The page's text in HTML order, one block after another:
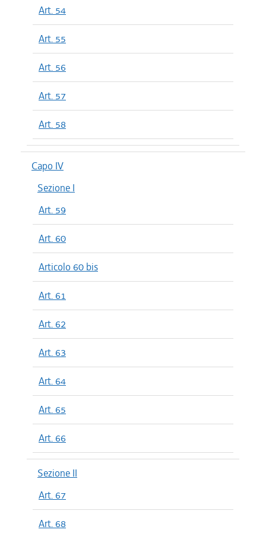
Art. 54
Art. 55
Art. 56
Art. 57
Art. 58
Capo IV
Sezione I
Art. 59
Art. 60
Articolo 60 bis
Art. 61
Art. 62
Art. 63
Art. 64
Art. 65
Art. 66
Sezione II
Art. 67
Art. 68